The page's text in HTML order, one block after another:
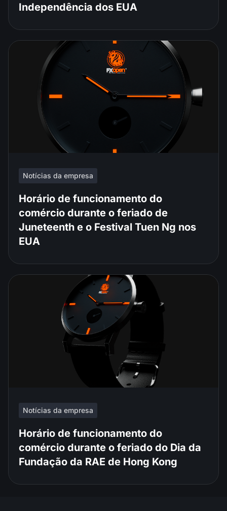
Independência dos EUA
Notícias da empresa
Horário de funcionamento do
comércio durante o feriado de
Juneteenth e o Festival Tuen Ng nos
EUA
Notícias da empresa
Horário de funcionamento do
comércio durante o feriado do Dia da
Fundação da RAE de Hong Kong